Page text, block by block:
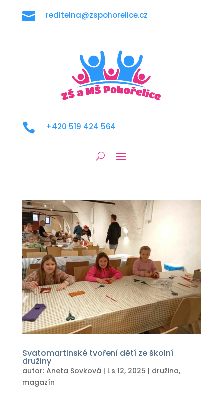
 reditelna@zspohorelice.cz
 +420 519 424 564
Svatomartinské tvoření dětí ze školní
družiny
autor: Aneta Sovková | Lis 12, 2025 | družina,
magazín